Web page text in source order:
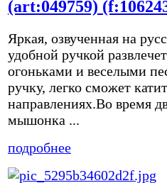
(art:049759)
Яркая, озвученная на
удобной ручкой
огоньками и веселыми
ручку, легко сможет
направлениях.Во время
мышонка ...
подробнее